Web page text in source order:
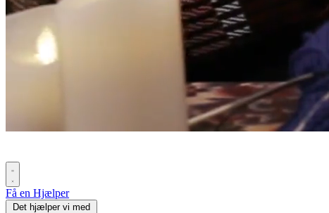
Få en Hjælper
Det hjælper vi med